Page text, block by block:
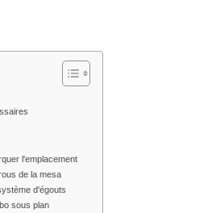
l'emplacement
de la mesa
d'égouts
sous plan